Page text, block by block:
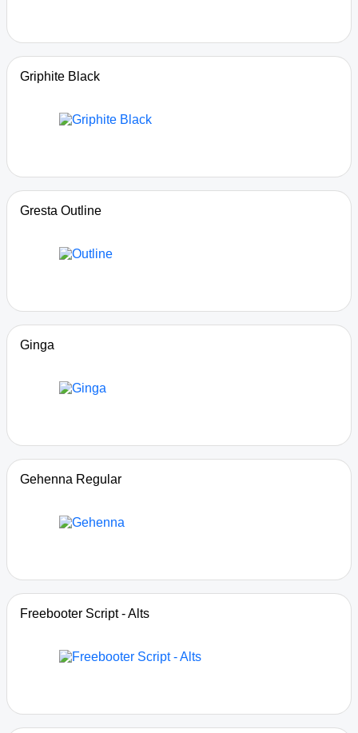
Griphite Black
Gresta Outline
Ginga
Gehenna Regular
Freebooter Script - Alts